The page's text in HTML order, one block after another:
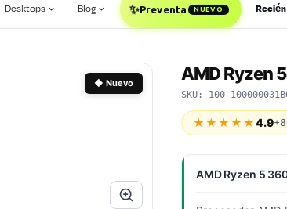
Desktops Blog ✨Preventa NUEVO
◆ Nuevo AMD Ryzen
SKU: 100-
★★★★★4.9
AMD Ryzen 5